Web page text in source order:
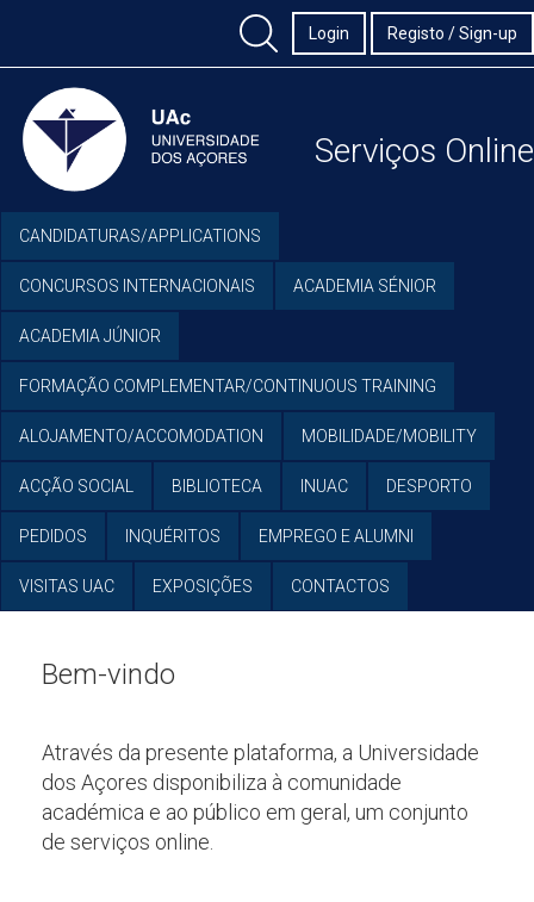
Login Registo / Sign-up
Serviços Online
CANDIDATURAS/APPLICATIONS
CONCURSOS INTERNACIONAIS ACADEMIA SÉNIOR
ACADEMIA JÚNIOR
FORMAÇÃO COMPLEMENTAR/CONTINUOUS TRAINING
ALOJAMENTO/ACCOMODATION MOBILIDADE/MOBILITY
ACÇÃO SOCIAL BIBLIOTECA INUAC DESPORTO
PEDIDOS INQUÉRITOS EMPREGO E ALUMNI
VISITAS UAC EXPOSIÇÕES CONTACTOS
Bem-vindo
Através da presente plataforma, a Universidade
dos Açores disponibiliza à comunidade
académica e ao público em geral, um conjunto
de serviços online.